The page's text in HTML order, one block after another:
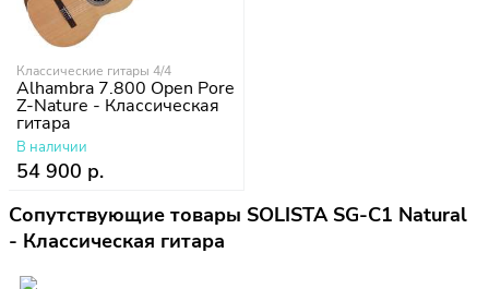
Классические гитары 4/4
Alhambra 7.800 Open Pore
Z-Nature - Классическая
гитара
В наличии
54 900 р.
Сопутствующие товары SOLISTA SG-C1 Natural
- Классическая гитара